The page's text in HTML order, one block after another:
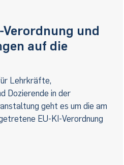
Verordnung und
auf die
Lehrkräfte,
Dozierende in der
geht es um die am
EU-KI-Verordnung